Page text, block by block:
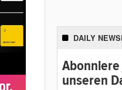
DAILY
unseren